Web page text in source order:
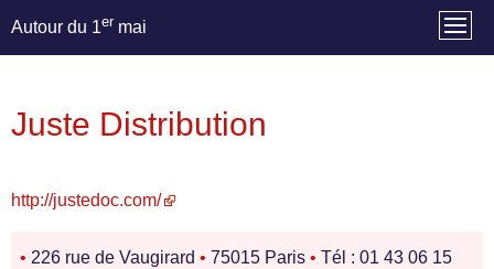
Autour du 1er mai
Juste Distribution
http://justedoc.com/
• 226 rue de Vaugirard • 75015 Paris • Tél : 01 43 06 15